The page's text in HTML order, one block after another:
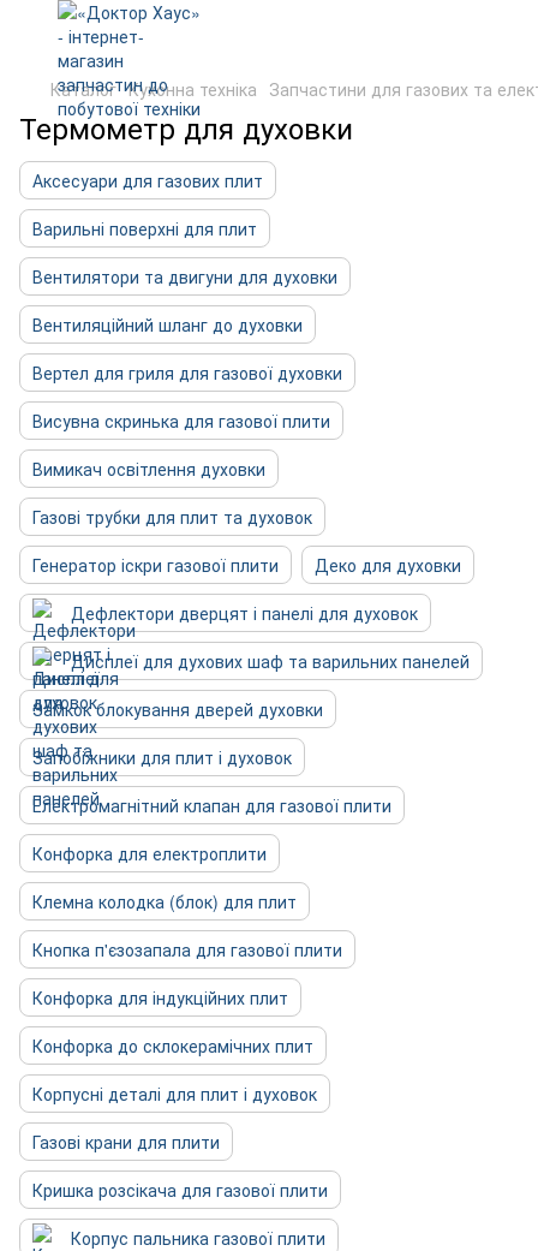
Каталог Кухонна техніка Запчастини для газових та
Термометр для духовки
Аксесуари для газових плит
Варильні поверхні для плит
Вентилятори та двигуни для духовки
Вентиляційний шланг до духовки
Вертел для гриля для газової духовки
Висувна скринька для газової плити
Вимикач освітлення духовки
Газові трубки для плит та духовок
Генератор іскри газової плити
Деко для духовки
Дефлектори дверцят і панелі для духовок
Дисплеї для духових шаф та варильних панелей
Замкок блокування дверей духовки
Запобіжники для плит і духовок
Електромагнітний клапан для газової плити
Конфорка для електроплити
Клемна колодка (блок) для плит
Кнопка п'єзозапала для газової плити
Конфорка для індукційних плит
Конфорка до склокерамічних плит
Корпусні деталі для плит і духовок
Газові крани для плити
Кришка розсікача для газової плити
Корпус пальника газової плити